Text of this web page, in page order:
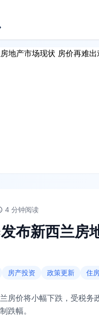
4 分钟阅读
布新西兰房
房产投资 政策更新 住
房价将小幅下跌，受税
跌幅。